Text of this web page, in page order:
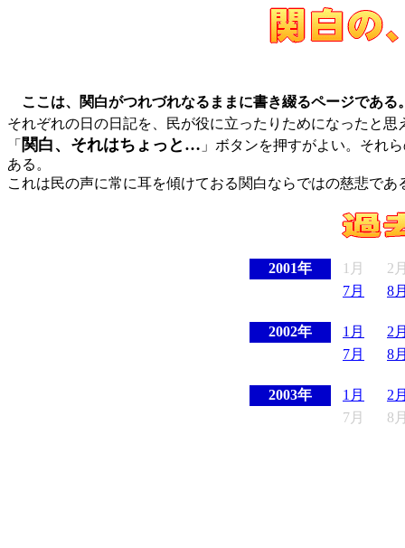
ここは、関白がつれづれなるままに書き綴るページである
それぞれの日の日記を、民が役に立ったりためになったと思
「 関白、それはちょっと… 」ボタンを押すがよい。それ
ある。
これは民の声に常に耳を傾けておる関白ならではの慈悲であ
2001年 1月
2
7月
8
2002年 1月
2
7月
8
2003年 1月
2
7月
8